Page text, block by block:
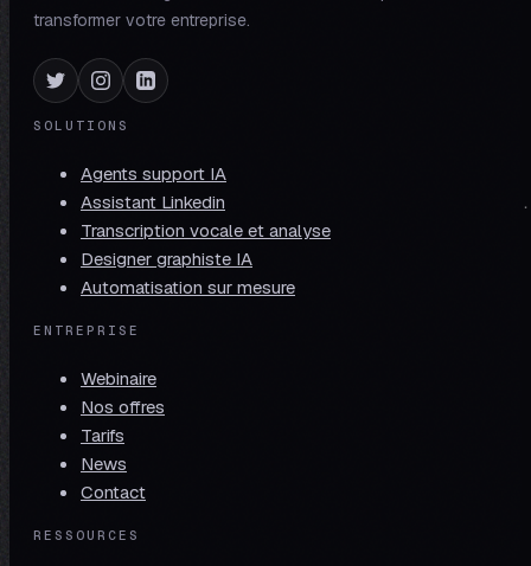
transformer votre entreprise.
SOLUTIONS
Agents support IA
Assistant Linkedin
Transcription vocale et analyse
Designer graphiste IA
Automatisation sur mesure
ENTREPRISE
Webinaire
Nos offres
Tarifs
News
Contact
RESSOURCES